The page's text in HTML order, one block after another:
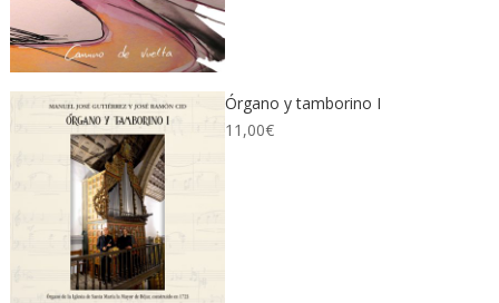
Órgano y tamborino I
11,00€